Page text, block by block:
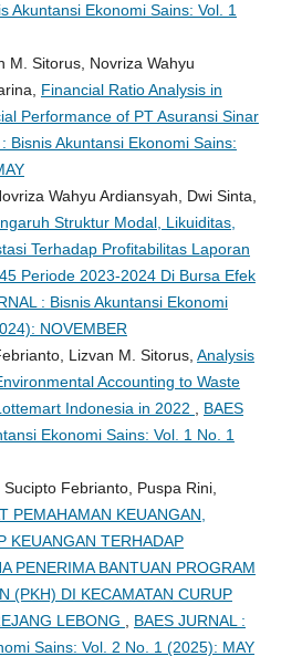
Akuntansi Ekonomi Sains: Vol. 1
M. Sitorus, Novriza Wahyu
Financial Ratio Analysis in
Performance of PT Asuransi Sinar
Bisnis Akuntansi Ekonomi Sains:
Wahyu Ardiansyah, Dwi Sinta,
Struktur Modal, Likuiditas,
Terhadap Profitabilitas Laporan
Periode 2023-2024 Di Bursa Efek
: Bisnis Akuntansi Ekonomi
NOVEMBER
Lizvan M. Sitorus, Analysis
Accounting to Waste
Indonesia in 2022
BAES
Ekonomi Sains: Vol. 1 No. 1
Febrianto, Puspa Rini,
PEMAHAMAN KEUANGAN,
KEUANGAN TERHADAP
PENERIMA BANTUAN PROGRAM
(PKH) DI KECAMATAN CURUP
LEBONG
BAES JURNAL :
Sains: Vol. 2 No. 1 (2025): MAY